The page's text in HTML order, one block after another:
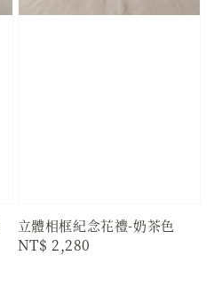
立體相框紀念花禮-奶茶色
Regular
NT$ 2,280